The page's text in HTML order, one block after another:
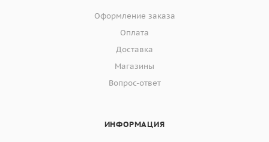
Оформление заказа
Оплата
Доставка
Магазины
Вопрос-ответ
ИНФОРМАЦИЯ